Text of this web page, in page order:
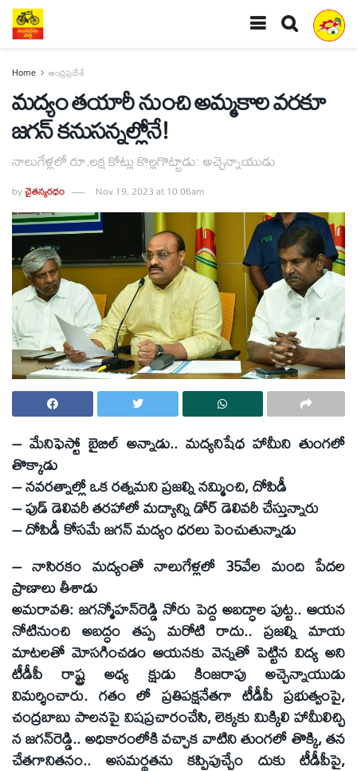
Home ఆంధ్రప్రదేశ్
మద్యం తయారీ నుంచి అమ్మకాల వరకూ
జగన్‌ కనుసన్నల్లోనే!
నాలుగేళ్లలో రూ.లక్ష కోట్లు కొల్లగొట్టాడు: అచ్చెన్నాయుడు
byచైతన్యరధం Nov 19, 2023 at 10:06am
– మేనిఫెస్టో బైబిల్‌ అన్నాడు.. మద్యనిషేధ హామీని తుంగలో
తొక్కాడు
– నవరత్నాల్లో ఒక రత్నమని ప్రజల్ని నమ్మించి, దోపిడీ
– ఫుడ్‌ డెలివరీ తరహాలో మద్యాన్ని డోర్‌ డెలివరీ చేస్తున్నారు
– దోపిడీ కోసమే జగన్‌ మద్యం ధరలు పెంచుతున్నాడు
– నాసిరకం మద్యంతో నాలుగేళ్లలో 35వేల మంది పేదల
ప్రాణాలు తీశాడు
అమరావతి: జగన్మోహన్‌రెడ్డి నోరు పెద్ద అబద్ధాల పుట్ట.. ఆయన
నోటినుంచి అబద్ధం తప్ప మరోటి రాదు.. ప్రజల్ని మాయ
మాటలతో మోసగించడం ఆయనకు వెన్నతో పెట్టిన విద్య అని
టీడీపీ రాష్ట్ర అధ్య క్షుడు కింజరాపు అచ్చెన్నాయుడు
విమర్శించారు. గతం లో ప్రతిపక్షనేతగా టీడీపీ ప్రభుత్వంపై,
చంద్రబాబు పాలనపై విషప్రచారంచేసి, లెక్కకు మిక్కిలి హామీలిచ్చి
న జగన్‌రెడ్డి.. అధికారంలోకి వచ్చాక వాటిని తుంగలో తొక్కి, తన
చేతగానితనం.. అసమర్థతను కప్పిపుచ్చేం దుకు టీడీపీపై,